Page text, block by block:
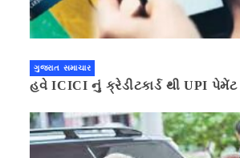
ગુજરાત સમાચાર
હવે ICICI નું ક્રેડીટકાર્ડ થી UPI